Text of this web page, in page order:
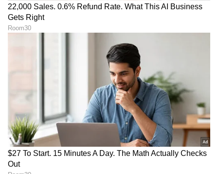
ತಂಗಿ, ಲವ್‌ ಆಗಿದ್ದು ಅಕ್ಕಂಗೆ;
Bhavya Gowda ಮನೇಲಿ
ಮದುವೆ ಸಂಭ್ರಮ! PHOTOS
ಟೈಟಲ್​ ರಿವೀಲ್​- ನಾಯಕಿ
LATEST VIDEOS
"ರಾಜಕೀಯ ಬೇಡ, ಸಿನಿಮಾನೇ ಪ್ರಾಣ":
ಕನಕೋತ್ಸವದಲ್ಲಿ ರಿಷಬ್ ಶೆಟ್ಟಿ | Rishab
Shetty speech | Suvarna News
ಶೇ.50 ರಿಂದ ಶೇ.18 ಕ್ಕೆ TAX ಇಳಿಕೆ: ಮೋದಿ-
ಟ್ರಂಪ್ ಐತಿಹಾಸಿಕ ಒಪ್ಪಂದ | India US
Trade Deal | Party Rounds